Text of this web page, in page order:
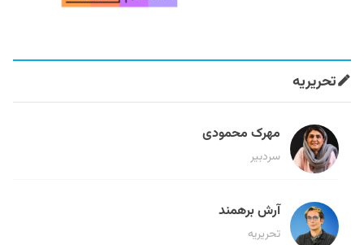
تحریریه
مهرک محمودی
سردبیر
آرش برهمند
تحریریه